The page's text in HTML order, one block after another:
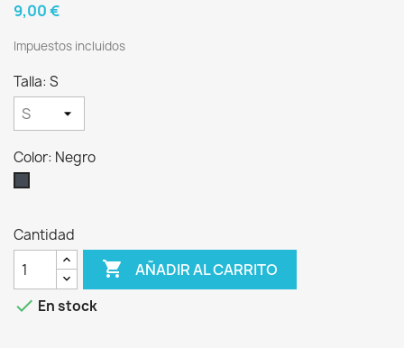
9,00 €
Impuestos incluidos
Talla: S
Color: Negro
Cantidad
 AÑADIR AL CARRITO
 En stock